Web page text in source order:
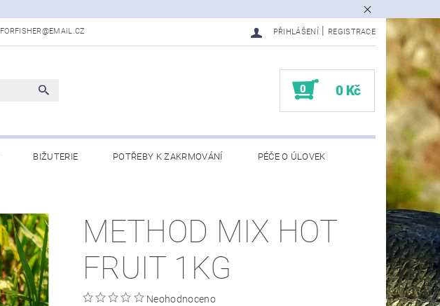
FORFISHER@EMAIL.CZ PŘIHLÁŠENÍ REGISTRACE
0 0 Kč
BIŽUTERIE POTŘEBY K ZAKRMOVÁNÍ PÉČE O ÚLOVEK
METHOD MIX HOT
FRUIT 1KG
Neohodnoceno